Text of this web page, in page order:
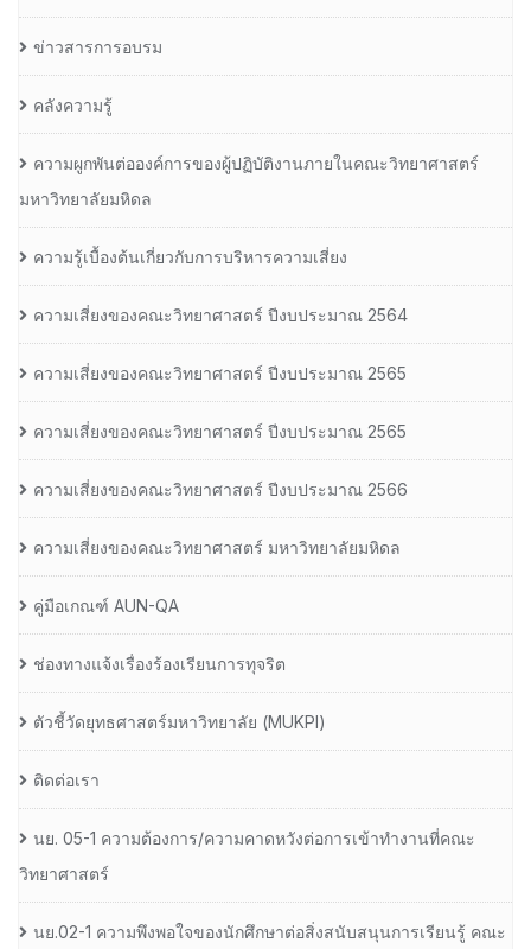
ข่าวสารการอบรม
คลังความรู้
ความผูกพันต่อองค์การของผู้ปฏิบัติงานภายในคณะวิทยาศาสตร์
มหาวิทยาลัยมหิดล
ความรู้เบื้องต้นเกี่ยวกับการบริหารความเสี่ยง
ความเสี่ยงของคณะวิทยาศาสตร์ ปีงบประมาณ 2564
ความเสี่ยงของคณะวิทยาศาสตร์ ปีงบประมาณ 2565
ความเสี่ยงของคณะวิทยาศาสตร์ ปีงบประมาณ 2565
ความเสี่ยงของคณะวิทยาศาสตร์ ปีงบประมาณ 2566
ความเสี่ยงของคณะวิทยาศาสตร์ มหาวิทยาลัยมหิดล
คู่มือเกณฑ์ AUN-QA
ช่องทางแจ้งเรื่องร้องเรียนการทุจริต
ตัวชี้วัดยุทธศาสตร์มหาวิทยาลัย (MUKPI)
ติดต่อเรา
นย. 05-1 ความต้องการ/ความคาดหวังต่อการเข้าทำงานที่คณะ
วิทยาศาสตร์
นย.02-1 ความพึงพอใจของนักศึกษาต่อสิ่งสนับสนุนการเรียนรู้ คณะ